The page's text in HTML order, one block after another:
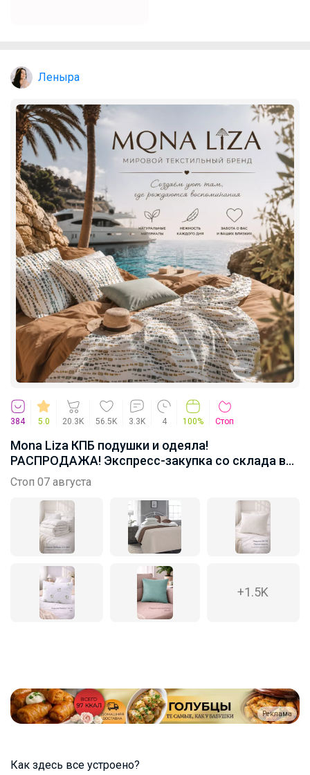
Леныра
384 5.0 20.3K 56.5K 3.3K 4 100% Стоп
Mona Liza КПБ подушки и одеяла!
РАСПРОДАЖА! Экспресс-закупка со склада в
Красноярске!
Стоп 07 августа
+1.5K
Реклама
Как здесь все устроено?